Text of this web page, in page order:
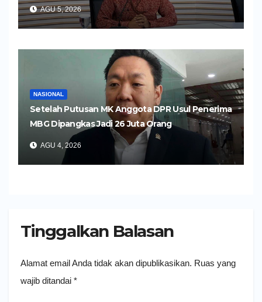
AGU 5, 2026
NASIONAL
Setelah Putusan MK Anggota DPR Usul Penerima
MBG Dipangkas Jadi 26 Juta Orang
AGU 4, 2026
Tinggalkan Balasan
Alamat email Anda tidak akan dipublikasikan. Ruas yang
wajib ditandai *